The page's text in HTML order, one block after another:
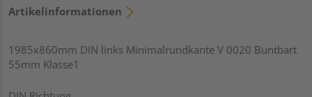
Artikelinformationen
1985x860mm DIN links Minimalrundkante V 0020 Buntbart
55mm Klasse1